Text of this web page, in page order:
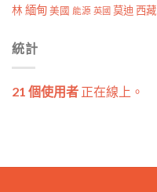
林 緬甸 美國 能源 英國 莫迪 西藏
統計
21 個使用者 正在線上。